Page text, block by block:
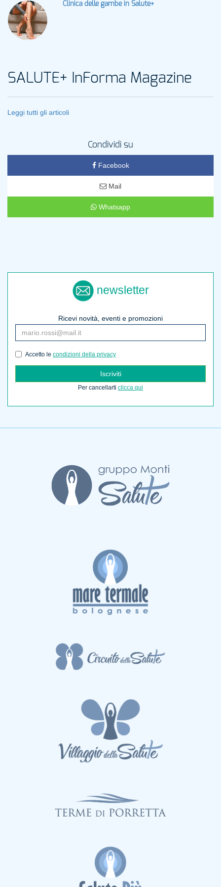
Clinica delle gambe in Salute+
SALUTE+ InForma Magazine
Leggi tutti gli articoli
Condividi su
Facebook
Mail
Whatsapp
newsletter
Ricevi novità, eventi e promozioni
Accetto le condizioni della privacy
Iscriviti
Per cancellarti clicca qui